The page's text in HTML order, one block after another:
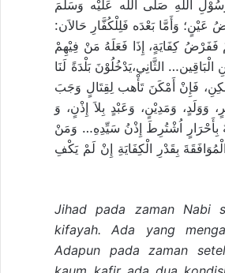
اللهِ صَلَّى الله عَلَيْه وَسَلَّمَ
وَأَمَّا بَعْدَه فَلِلْكُفَّارِ حَالاَن:
فَفَرْضُ كِفَايَةٍ، إِذَا فَعَلَهُ مَنْ فِيْهِمْ
الثَّانِي،يَدْخُلُوْنَ بَلْدَةً لَنَا
فَإِنْ أَمْكَنَ تَأْهب لِقِتَالٍ وَجَبَ
وَوَلَدٍ، وَمَدِيْنٍ، وَعَبْدٍ بِلاَ إِذْنٍ، وَ
اُشْتُرِطَ إِذْنُ سَيِّدِهِ… وَمَنْ
بِقَدْرِ الْكِفَايَةِ إِنْ لَمْ يَكْفِ
Jihad pada zaman Nabi
kifayah. Ada yang
Adapun pada zaman